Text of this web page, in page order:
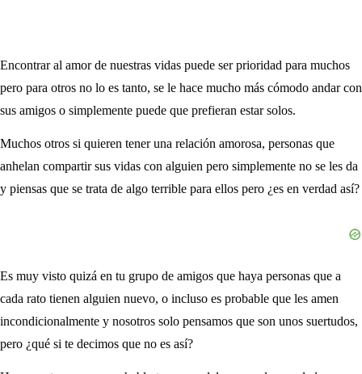
Encontrar al amor de nuestras vidas puede ser prioridad para muchos
pero para otros no lo es tanto, se le hace mucho más cómodo andar con
sus amigos o simplemente puede que prefieran estar solos.
Muchos otros si quieren tener una relación amorosa, personas que
anhelan compartir sus vidas con alguien pero simplemente no se les da
y piensas que se trata de algo terrible para ellos pero ¿es en verdad así?
Es muy visto quizá en tu grupo de amigos que haya personas que a
cada rato tienen alguien nuevo, o incluso es probable que les amen
incondicionalmente y nosotros solo pensamos que son unos suertudos,
pero ¿qué si te decimos que no es así?